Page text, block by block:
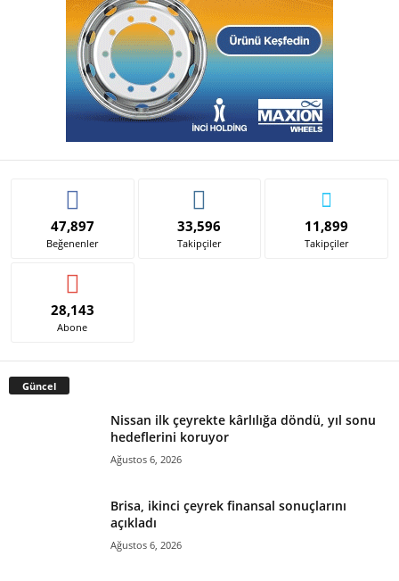
47,897
Beğenenler
33,596
Takipçiler
11,899
Takipçiler
28,143
Abone
Güncel
Nissan ilk çeyrekte kârlılığa döndü, yıl sonu
hedeflerini koruyor
Ağustos 6, 2026
Brisa, ikinci çeyrek finansal sonuçlarını
açıkladı
Ağustos 6, 2026